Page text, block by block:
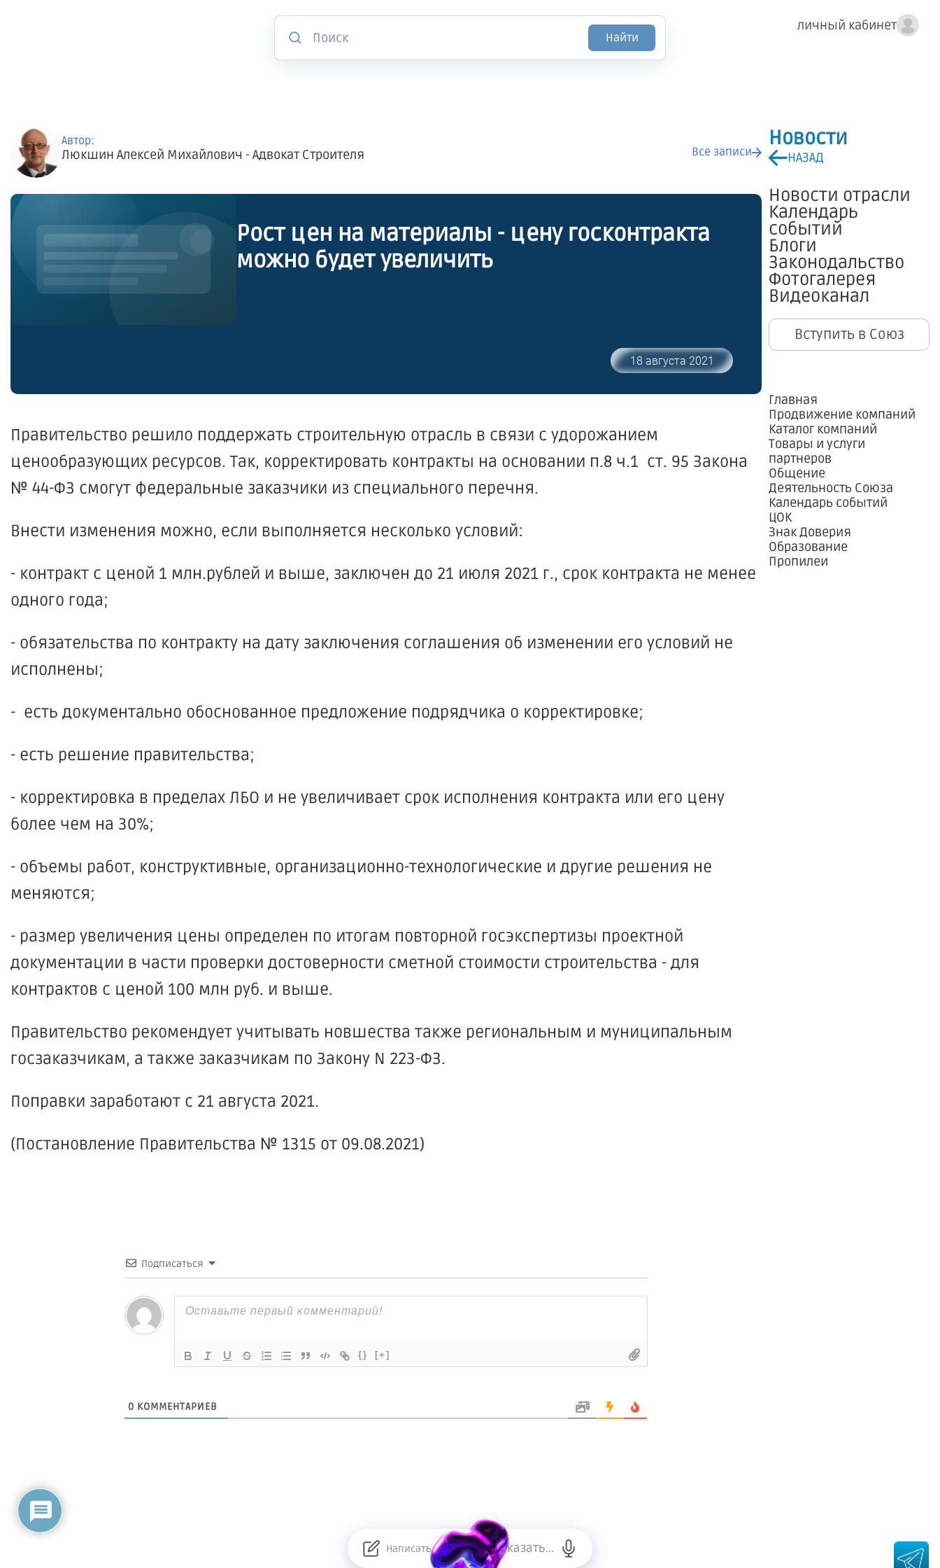
личный кабинет
Найти
Новости
НАЗАД
Новости отрасли
Календарь
событий
Блоги
Законодальство
Фотогалерея
Видеоканал
Вступить в Союз
Главная
Продвижение компаний
Каталог компаний
Товары и услуги
партнеров
Общение
Деятельность Союза
Календарь событий
ЦОК
Знак Доверия
Образование
Пропилеи
Автор:
Люкшин Алексей Михайлович - Адвокат Строителя Все записи
Рост цен на материалы - цену госконтракта
можно будет увеличить
18 августа 2021
Правительство решило поддержать строительную отрасль в связи с удорожанием
ценообразующих ресурсов. Так, корректировать контракты на основании п.8 ч.1 ст. 95 Закона
№ 44-ФЗ смогут федеральные заказчики из специального перечня.
Внести изменения можно, если выполняется несколько условий:
- контракт с ценой 1 млн.рублей и выше, заключен до 21 июля 2021 г., срок контракта не менее
одного года;
- обязательства по контракту на дату заключения соглашения об изменении его условий не
исполнены;
- есть документально обоснованное предложение подрядчика о корректировке;
- есть решение правительства;
- корректировка в пределах ЛБО и не увеличивает срок исполнения контракта или его цену
более чем на 30%;
- объемы работ, конструктивные, организационно-технологические и другие решения не
меняются;
- размер увеличения цены определен по итогам повторной госэкспертизы проектной
документации в части проверки достоверности сметной стоимости строительства - для
контрактов с ценой 100 млн руб. и выше.
Правительство рекомендует учитывать новшества также региональным и муниципальным
госзаказчикам, а также заказчикам по Закону N 223-ФЗ.
Поправки заработают с 21 августа 2021.
(Постановление Правительства № 1315 от 09.08.2021)
Подписаться
{} [+]
0 КОММЕНТАРИЕВ
Сказать...